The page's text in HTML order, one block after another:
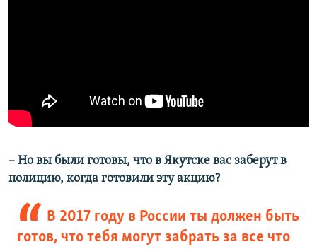
– Но вы были готовы, что в Якутске вас заберут в
полицию, когда готовили эту акцию?
В 2017 году в России ты должен быть
готов, что тебя могут забрать за все что